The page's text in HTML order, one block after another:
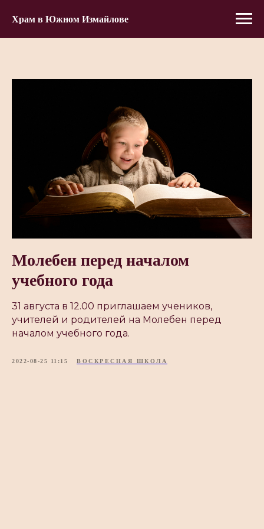
Храм в Южном Измайлове
Молебен перед началом
учебного года
31 августа в 12.00 приглашаем учеников,
учителей и родителей на Молебен перед
началом учебного года.
2022-08-25 11:15 ВОСКРЕСНАЯ ШКОЛА